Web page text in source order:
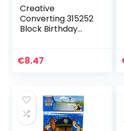
Creative
Converting 315252
Block Birthday
meerkleurig, 137,2 x
€8.47